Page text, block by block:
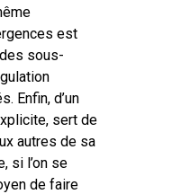
est
sous-
Enfin, d’un
sert de
autres de sa
si l’on se
de faire